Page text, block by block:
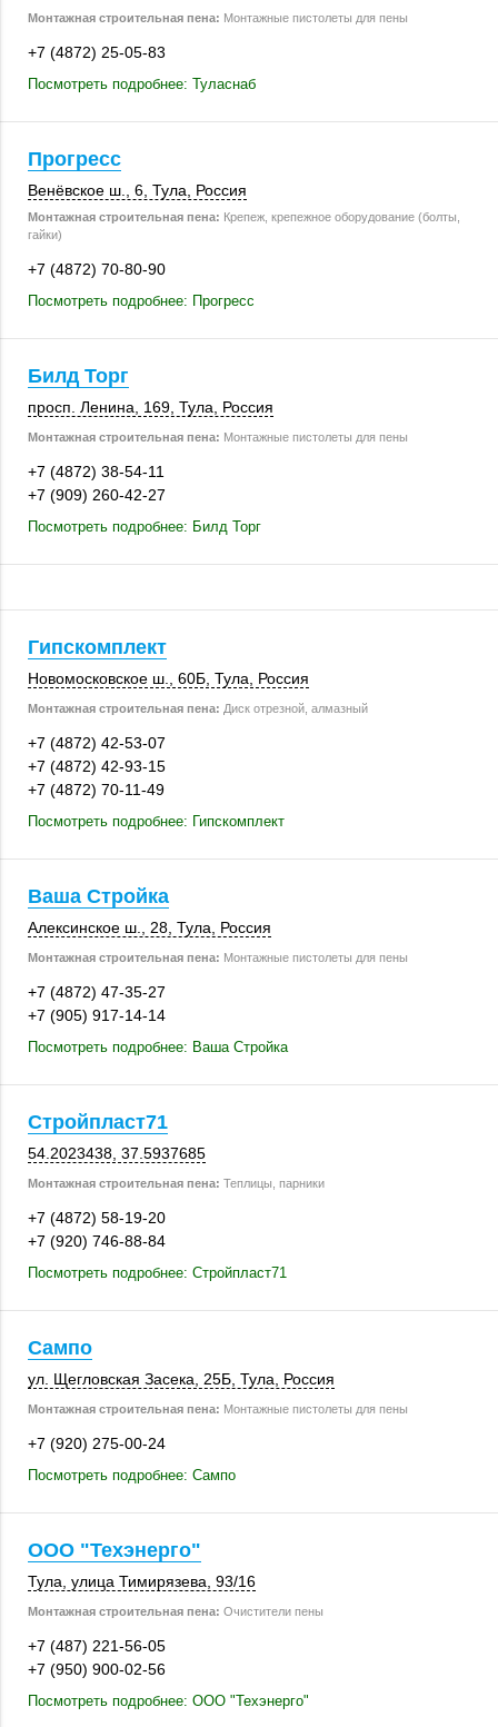
Монтажная строительная пена: Монтажные пистолеты для пены
+7 (4872) 25-05-83
Посмотреть подробнее: Туласнаб
Прогресс
Венёвское ш., 6 Тула Россия
Монтажная строительная пена: Крепеж, крепежное оборудование (болты,
гайки)
+7 (4872) 70-80-90
Посмотреть подробнее: Прогресс
Билд Торг
просп. Ленина 169 Тула Россия
Монтажная строительная пена: Монтажные пистолеты для пены
+7 (4872) 38-54-11
+7 (909) 260-42-27
Посмотреть подробнее: Билд Торг
Гипскомплект
Новомосковское ш. 60Б Тула Россия
Монтажная строительная пена: Диск отрезной, алмазный
+7 (4872) 42-53-07
+7 (4872) 42-93-15
+7 (4872) 70-11-49
Посмотреть подробнее: Гипскомплект
Ваша Стройка
Алексинское ш., 28 Тула Россия
Монтажная строительная пена: Монтажные пистолеты для пены
+7 (4872) 47-35-27
+7 (905) 917-14-14
Посмотреть подробнее: Ваша Стройка
Стройпласт71
54.2023438 37.5937685
Монтажная строительная пена: Теплицы, парники
+7 (4872) 58-19-20
+7 (920) 746-88-84
Посмотреть подробнее: Стройпласт71
Сампо
ул. Щегловская Засека, 25Б Тула Россия
Монтажная строительная пена: Монтажные пистолеты для пены
+7 (920) 275-00-24
Посмотреть подробнее: Сампо
ООО "Техэнерго"
Тула улица Тимирязева 93/16
Монтажная строительная пена: Очистители пены
+7 (487) 221-56-05
+7 (950) 900-02-56
Посмотреть подробнее: ООО "Техэнерго"